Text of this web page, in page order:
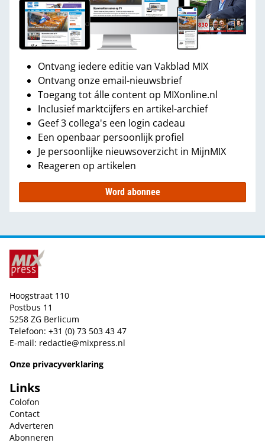
Ontvang iedere editie van Vakblad MIX
Ontvang onze email-nieuwsbrief
Toegang tot álle content op MIXonline.nl
Inclusief marktcijfers en artikel-archief
Geef 3 collega's een login cadeau
Een openbaar persoonlijk profiel
Je persoonlijke nieuwsoverzicht in MijnMIX
Reageren op artikelen
Word abonnee
Hoogstraat 110
Postbus 11
5258 ZG Berlicum
Telefoon: +31 (0) 73 503 43 47
E-mail: redactie@mixpress.nl
Onze privacyverklaring
Links
Colofon
Contact
Adverteren
Abonneren